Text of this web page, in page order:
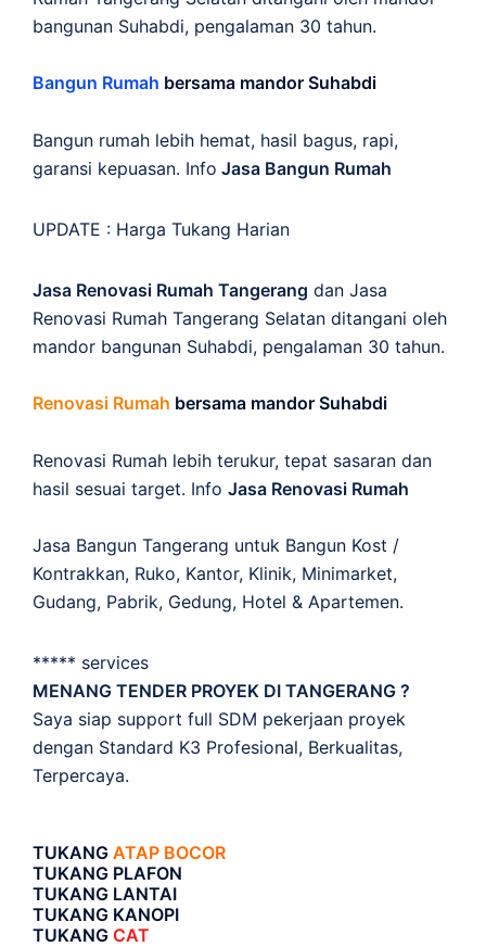
bangunan Suhabdi, pengalaman 30 tahun.
Bangun Rumah bersama mandor Suhabdi
Bangun rumah lebih hemat, hasil bagus, rapi,
garansi kepuasan. Info Jasa Bangun Rumah
UPDATE : Harga Tukang Harian
Jasa Renovasi Rumah Tangerang dan Jasa
Renovasi Rumah Tangerang Selatan ditangani oleh
mandor bangunan Suhabdi, pengalaman 30 tahun.
Renovasi Rumah bersama mandor Suhabdi
Renovasi Rumah lebih terukur, tepat sasaran dan
hasil sesuai target. Info Jasa Renovasi Rumah
Jasa Bangun Tangerang untuk Bangun Kost /
Kontrakkan, Ruko, Kantor, Klinik, Minimarket,
Gudang, Pabrik, Gedung, Hotel & Apartemen.
***** services
MENANG TENDER PROYEK DI TANGERANG ?
Saya siap support full SDM pekerjaan proyek
dengan Standard K3 Profesional, Berkualitas,
Terpercaya.
TUKANG ATAP BOCOR
TUKANG PLAFON
TUKANG LANTAI
TUKANG KANOPI
TUKANG CAT